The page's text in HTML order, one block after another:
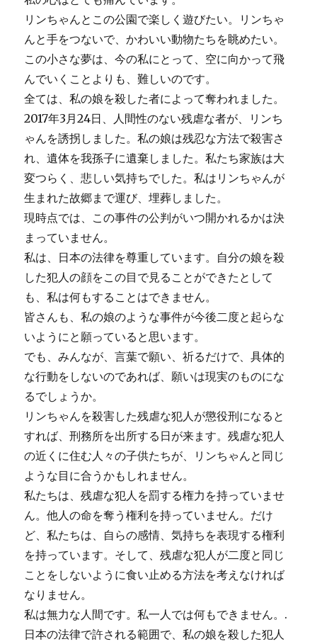
リンちゃんとこの公園で楽しく遊びたい。リンちゃ
んと手をつないで、かわいい動物たちを眺めたい。
この小さな夢は、今の私にとって、空に向かって飛
んでいくことよりも、難しいのです。
全ては、私の娘を殺した者によって奪われました。
2017年3月24日、人間性のない残虐な者が、リンち
ゃんを誘拐しました。私の娘は残忍な方法で殺害さ
れ、遺体を我孫子に遺棄しました。私たち家族は大
変つらく、悲しい気持ちでした。私はリンちゃんが
生まれた故郷まで運び、埋葬しました。
現時点では、この事件の公判がいつ開かれるかは決
まっていません。
私は、日本の法律を尊重しています。自分の娘を殺
した犯人の顔をこの目で見ることができたとして
も、私は何もすることはできません。
皆さんも、私の娘のような事件が今後二度と起らな
いようにと願っていると思います。
でも、みんなが、言葉で願い、祈るだけで、具体的
な行動をしないのであれば、願いは現実のものにな
るでしょうか。
リンちゃんを殺害した残虐な犯人が懲役刑になると
すれば、刑務所を出所する日が来ます。残虐な犯人
の近くに住む人々の子供たちが、リンちゃんと同じ
ような目に合うかもしれません。
私たちは、残虐な犯人を罰する権力を持っていませ
ん。他人の命を奪う権利を持っていません。だけ
ど、私たちは、自らの感情、気持ちを表現する権利
を持っています。そして、残虐な犯人が二度と同じ
ことをしないように食い止める方法を考えなければ
なりません。
私は無力な人間です。私一人では何もできません。.
日本の法律で許される範囲で、私の娘を殺した犯人